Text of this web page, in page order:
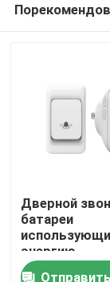
Продукты
О нас
Дверной
батареи
энергию
беспроводной